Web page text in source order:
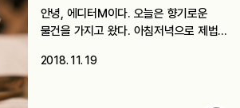
안녕, 에디터M이다. 오늘은 향기로운
물건을 가지고 왔다. 아침저녁으로 제법
2018. 11. 19